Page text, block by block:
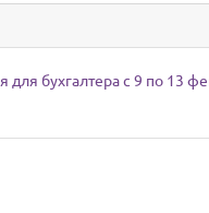
бухгалтера с 9 по 13